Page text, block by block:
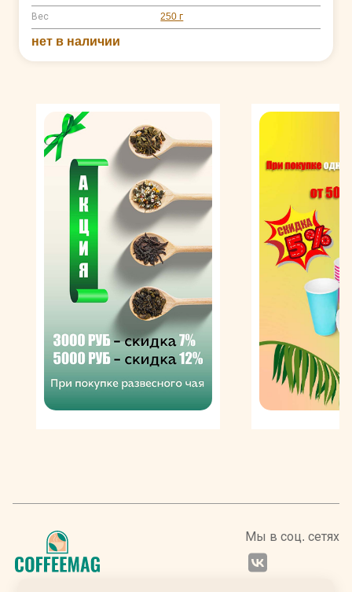
Вес 250 г
нет в наличии
Мы в соц. сетях